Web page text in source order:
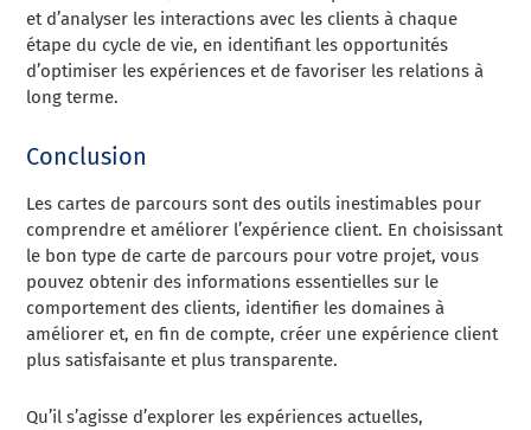
et d’analyser les interactions avec les clients à chaque
étape du cycle de vie, en identifiant les opportunités
d’optimiser les expériences et de favoriser les relations à
long terme.
Conclusion
Les cartes de parcours sont des outils inestimables pour
comprendre et améliorer l’expérience client. En choisissant
le bon type de carte de parcours pour votre projet, vous
pouvez obtenir des informations essentielles sur le
comportement des clients, identifier les domaines à
améliorer et, en fin de compte, créer une expérience client
plus satisfaisante et plus transparente.
Qu’il s’agisse d’explorer les expériences actuelles,